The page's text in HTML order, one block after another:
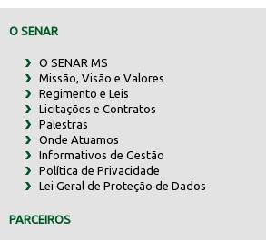
O SENAR
O SENAR MS
Missão, Visão e Valores
Regimento e Leis
Licitações e Contratos
Palestras
Onde Atuamos
Informativos de Gestão
Política de Privacidade
Lei Geral de Proteção de Dados
PARCEIROS